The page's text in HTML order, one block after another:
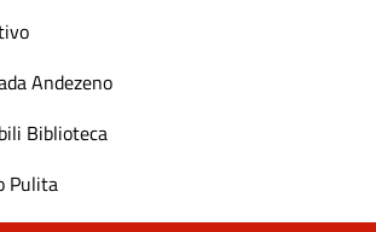
Andezeno
Biblioteca
Pulita